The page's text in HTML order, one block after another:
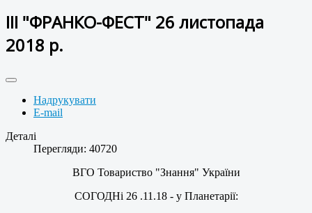
ІІІ "ФРАНКО-ФЕСТ" 26 листопада
2018 р.
Надрукувати
E-mail
Деталі
Перегляди: 40720
ВГО Товариство "Знання" України
СОГОДНі 26 .11.18 - у Планетарії: